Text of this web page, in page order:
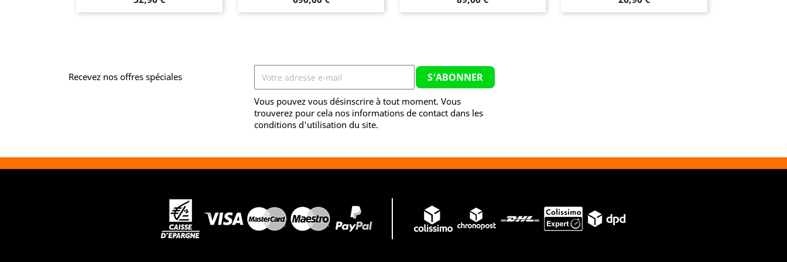
Recevez nos offres spéciales
Vous pouvez vous désinscrire à tout moment. Vous
trouverez pour cela nos informations de contact dans les
conditions d'utilisation du site.